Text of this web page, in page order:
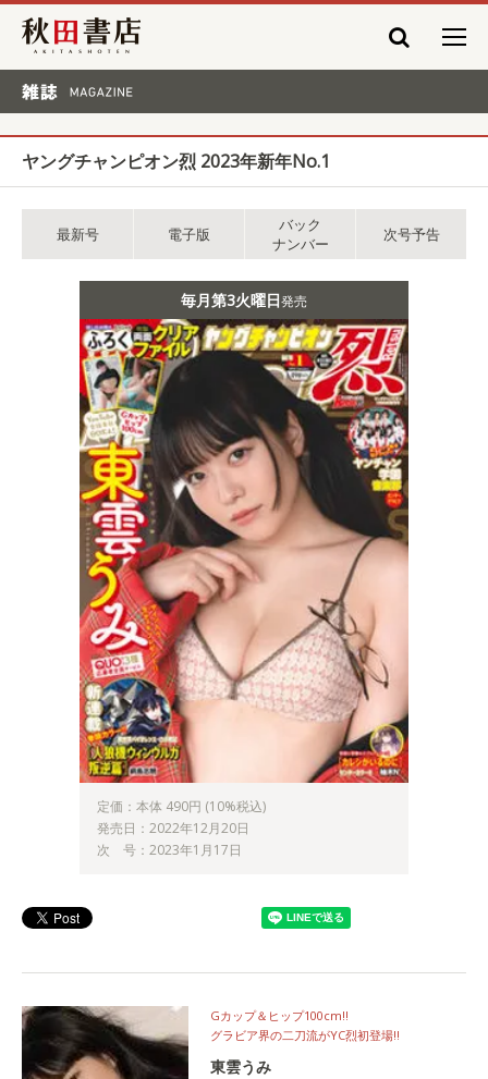
秋田書店
ヤングチャンピオン烈 2023年新年No.1
最新号 電子版
バック
ナンバー
次号予告
毎月第3火曜日発売
定価：本体 490円 (10%税込)
発売日：2022年12月20日
次 号：2023年1月17日
Gカップ＆ヒップ100cm‼
グラビア界の二刀流がYC烈初登場‼
東雲うみ